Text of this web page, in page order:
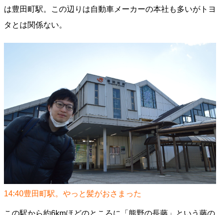
は豊田町駅。この辺りは自動車メーカーの本社も多いがトヨ
タとは関係ない。
14:40豊田町駅。やっと髪がおさまった
この駅から約6kmほどのところに「熊野の長藤」という藤の